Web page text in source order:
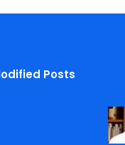
Posts